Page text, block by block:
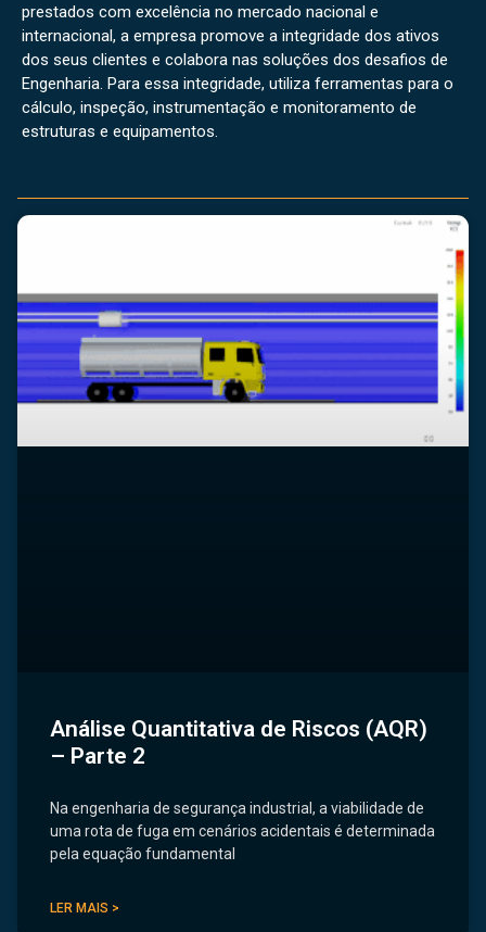
prestados com excelência no mercado nacional e
internacional, a empresa promove a integridade dos ativos
dos seus clientes e colabora nas soluções dos desafios de
Engenharia. Para essa integridade, utiliza ferramentas para o
cálculo, inspeção, instrumentação e monitoramento de
estruturas e equipamentos.
Análise Quantitativa de Riscos (AQR)
– Parte 2
Na engenharia de segurança industrial, a viabilidade de
uma rota de fuga em cenários acidentais é determinada
pela equação fundamental
LER MAIS >